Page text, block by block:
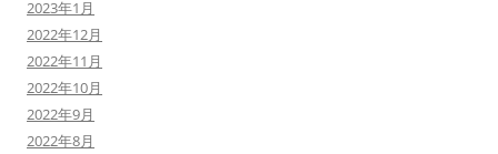
2023年1月
2022年12月
2022年11月
2022年10月
2022年9月
2022年8月